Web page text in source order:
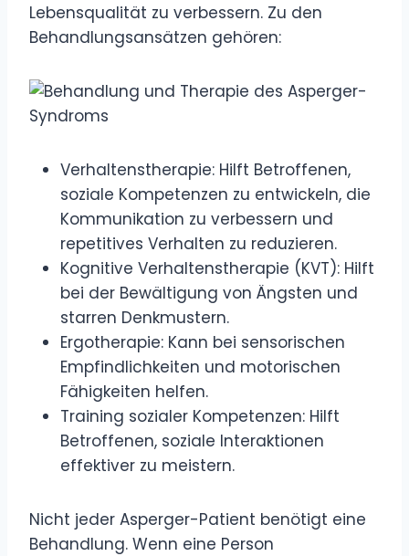
Lebensqualität zu verbessern. Zu den
Behandlungsansätzen gehören:
Verhaltenstherapie: Hilft Betroffenen,
soziale Kompetenzen zu entwickeln, die
Kommunikation zu verbessern und
repetitives Verhalten zu reduzieren.
Kognitive Verhaltenstherapie (KVT): Hilft
bei der Bewältigung von Ängsten und
starren Denkmustern.
Ergotherapie: Kann bei sensorischen
Empfindlichkeiten und motorischen
Fähigkeiten helfen.
Training sozialer Kompetenzen: Hilft
Betroffenen, soziale Interaktionen
effektiver zu meistern.
Nicht jeder Asperger-Patient benötigt eine
Behandlung. Wenn eine Person